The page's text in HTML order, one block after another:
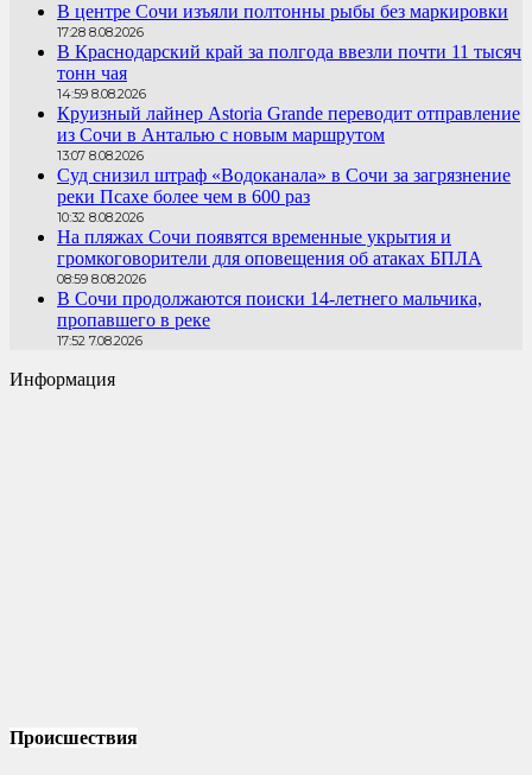
В центре Сочи изъяли полтонны рыбы без маркировки
17:28 8.08.2026
В Краснодарский край за полгода ввезли почти 11 тысяч
тонн чая
14:59 8.08.2026
Круизный лайнер Astoria Grande переводит отправление
из Сочи в Анталью с новым маршрутом
13:07 8.08.2026
Суд снизил штраф «Водоканала» в Сочи за загрязнение
реки Псахе более чем в 600 раз
10:32 8.08.2026
На пляжах Сочи появятся временные укрытия и
громкоговорители для оповещения об атаках БПЛА
08:59 8.08.2026
В Сочи продолжаются поиски 14-летнего мальчика,
пропавшего в реке
17:52 7.08.2026
Информация
Происшествия